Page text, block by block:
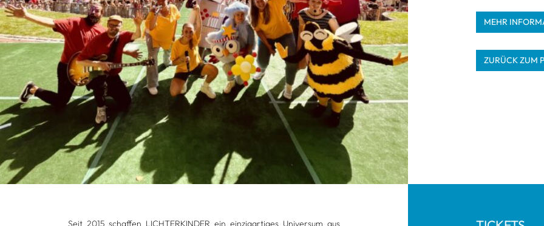
MEHR
ZURÜCK ZUM
Seit 2015 schaf­fen LICH­TER­KIN­DER ein ein­zig­ar­ti­ges Uni­ver­sum aus